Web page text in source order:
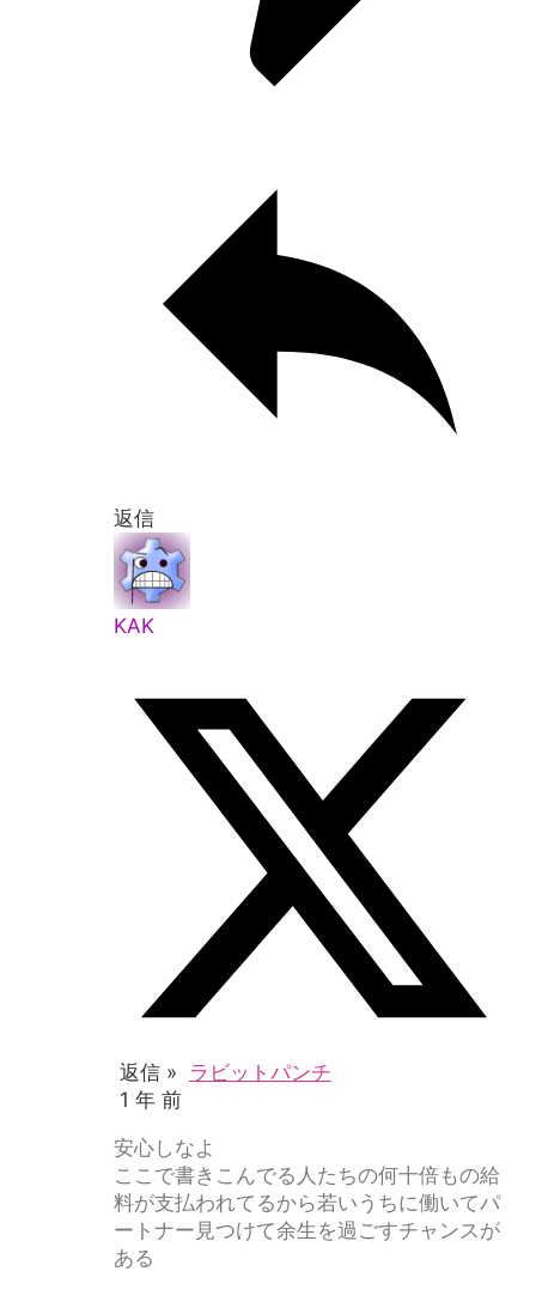
返信
KAK
返信 » ラビットパンチ
1 年 前
安心しなよ
ここで書きこんでる人たちの何十倍もの給
料が支払われてるから若いうちに働いてパ
ートナー見つけて余生を過ごすチャンスが
ある